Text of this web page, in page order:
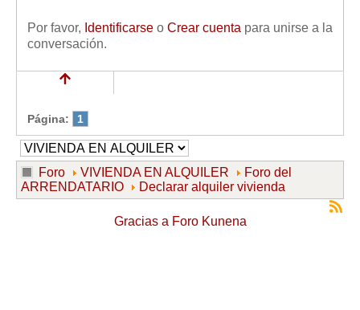
Por favor, Identificarse o Crear cuenta para unirse a la
conversación.
Página: 1
Foro VIVIENDA EN ALQUILER
Foro del
ARRENDATARIO
Declarar alquiler vivienda
Gracias a Foro Kunena